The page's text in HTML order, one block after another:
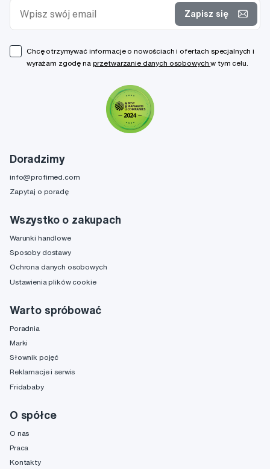
Doradzimy
info@profimed.com
Zapytaj o poradę
Wszystko o zakupach
Warunki handlowe
Sposoby dostawy
Ochrona danych osobowych
Ustawienia plików cookie
Warto spróbować
Poradnia
Marki
Słownik pojęć
Reklamacje i serwis
Fridababy
O spółce
O nas
Praca
Kontakty
Zapisz się
Chcę otrzymywać informacje o nowościach i ofertach specjalnych i
wyrażam zgodę na przetwarzanie danych osobowychw tym celu.